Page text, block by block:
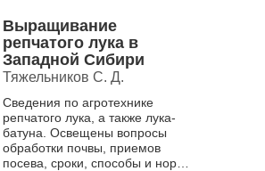
Выращивание
репчатого лука в
Западной Сибири
Тяжельников С. Д.
Сведения по агротехнике
репчатого лука, а также лука-
батуна. Освещены вопросы
обработки почвы, приемов
посева, сроки, способы и нормы